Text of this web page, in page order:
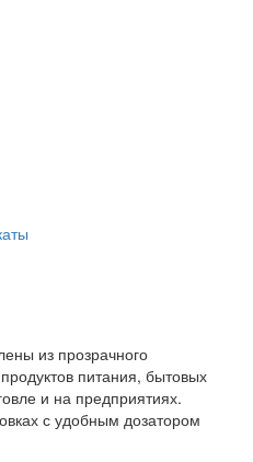
из прозрачного
питания, бытовых
и на предприятиях.
с удобным дозатором